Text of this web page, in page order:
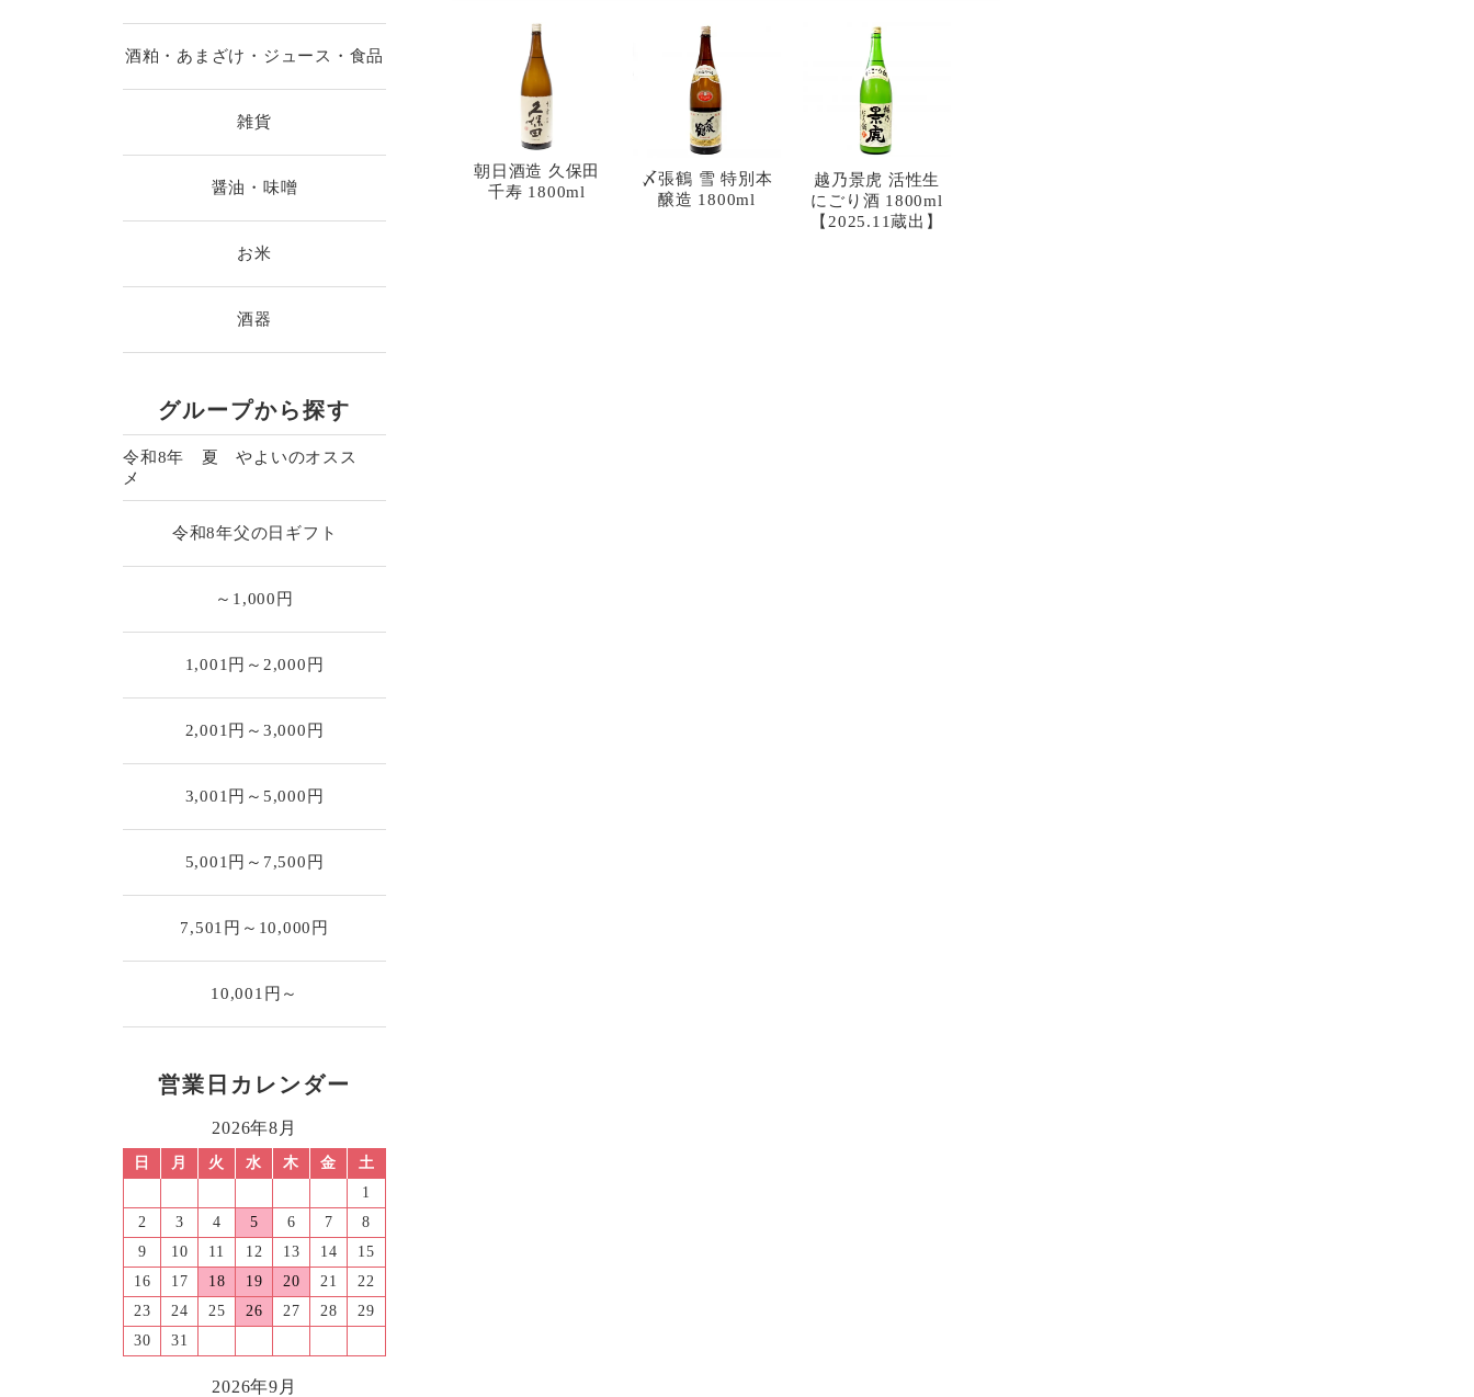
朝日酒造 久保田
千寿 1800ml
〆張鶴 雪 特別本
醸造 1800ml
越乃景虎 活性生
にごり酒 1800ml
【2025.11蔵出】
酒粕・あまざけ・ジュース・食品
雑貨
醤油・味噌
お米
酒器
グループから探す
令和8年 夏 やよいのオスス
メ
令和8年父の日ギフト
～1,000円
1,001円～2,000円
2,001円～3,000円
3,001円～5,000円
5,001円～7,500円
7,501円～10,000円
10,001円～
営業日カレンダー
2026年8月
日 月 火 水 木 金
土
1
2
3 4 5 6 7
8
9
10 11 12 13 14
15
16
17 18 19 20 21
22
23
24 25 26 27 28
29
30
31
2026年9月